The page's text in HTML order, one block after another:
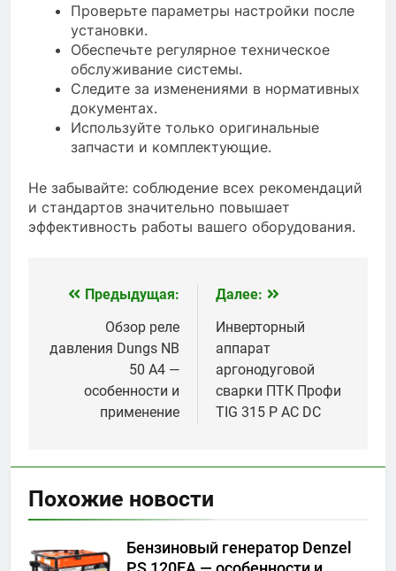
Проверьте параметры настройки после
установки.
Обеспечьте регулярное техническое
обслуживание системы.
Следите за изменениями в нормативных
документах.
Используйте только оригинальные
запчасти и комплектующие.
Не забывайте: соблюдение всех рекомендаций
и стандартов значительно повышает
эффективность работы вашего оборудования.
Навигация
записям
Предыдущая:
Обзор реле
давления Dungs NB
50 A4 —
особенности и
применение
Далее:
Инверторный
аппарат
аргонодуговой
сварки ПТК Профи
TIG 315 P AC DC
Похожие новости
Бензиновый генератор Denzel